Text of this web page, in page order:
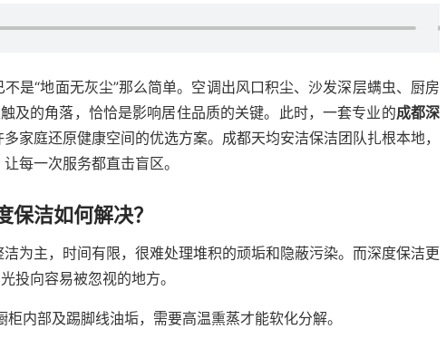
是“地面无灰尘”那么简单。空调出风口积尘、沙发深层螨虫、厨房
及的角落，恰恰是影响居住品质的关键。此时，一套专业的成都深
多家庭还原健康空间的优选方案。成都天均安洁保洁团队扎根本地，
每一次服务都直击盲区。
保洁如何解决？
为主，时间有限，很难处理堆积的顽垢和隐蔽污染。而深度保洁更
投向容易被忽视的地方。
柜内部及踢脚线油垢，需要高温熏蒸才能软化分解。